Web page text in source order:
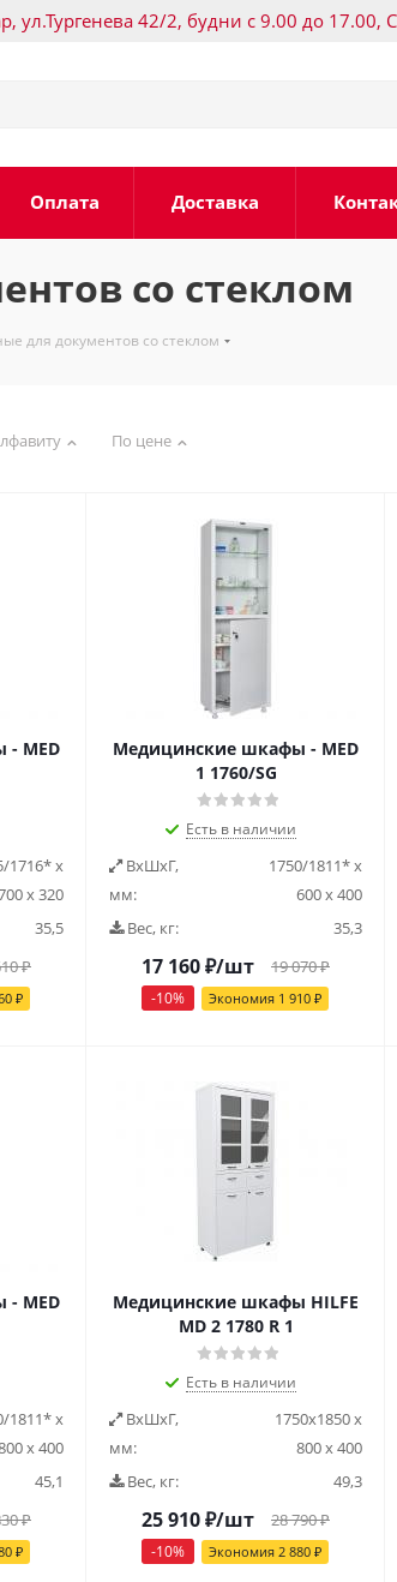
ул.Тургенева 42/2, будни с 9.00 до 17.00,
Оплата Доставка
со стеклом
для документов со стеклом
По цене
MED
1716* х
х 320
35,5
₽
₽
Медицинские шкафы - MED
1 1760/SG
Есть в наличии
ВxШxГ,
мм:
1750/1811* х
600 х 400
Вес, кг:
35,3
17 160₽/шт 19 070₽
-10% Экономия 1 910 ₽
MED
1811* х
х 400
45,1
₽
₽
Медицинские шкафы HILFE
MD 2 1780 R 1
Есть в наличии
ВxШxГ,
мм:
1750х1850 x
800 x 400
Вес, кг:
49,3
25 910₽/шт 28 790₽
-10% Экономия 2 880 ₽